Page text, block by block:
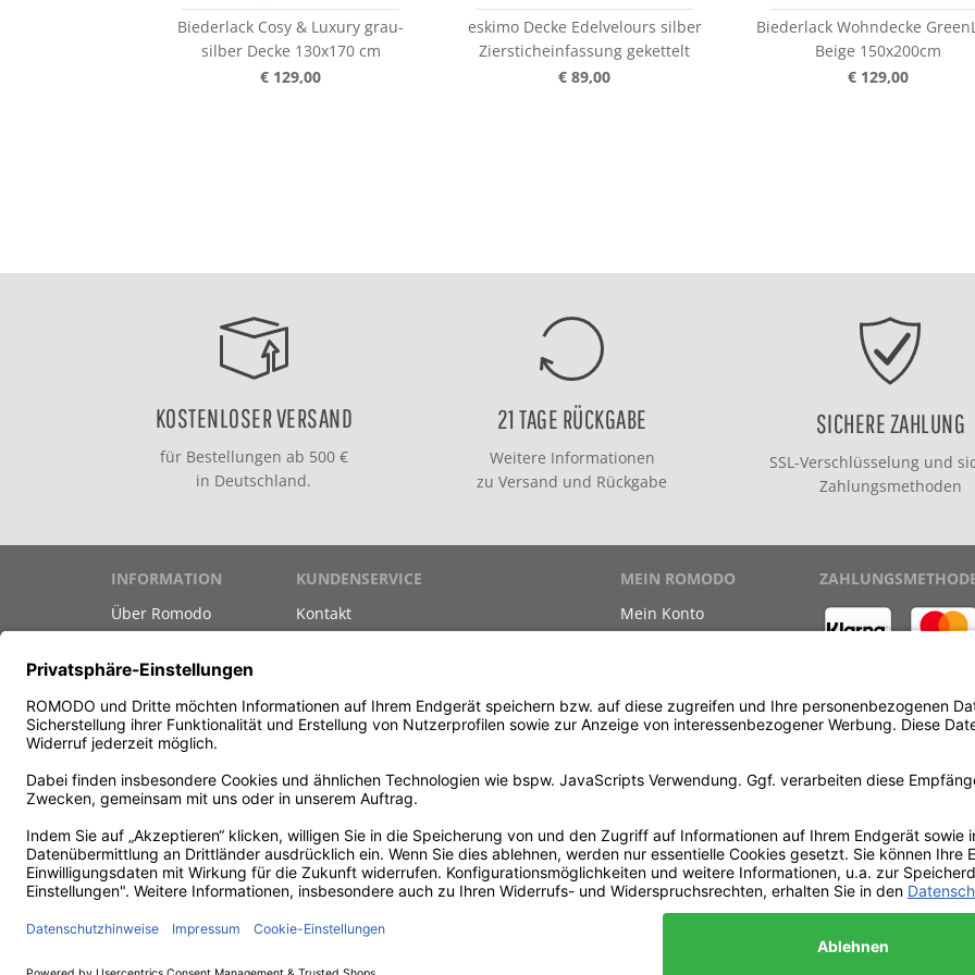
Biederlack Cosy & Luxury grau-
silber Decke 130x170 cm
€ 129,00
eskimo Decke Edelvelours silber
Ziersticheinfassung gekettelt
€ 89,00
Biederlack Wohndecke
Beige 150x200cm
€ 129,00
KOSTENLOSER VERSAND
für Bestellungen ab 500 €
in Deutschland.
21 TAGE RÜCKGABE
Weitere Informationen
zuVersand und Rückgabe
SICHERE ZAHLUNG
SSL-Verschlüsselung und
Zahlungsmethoden
INFORMATION
Über Romodo
Datenschutz
Unsere AGB
Impressum
KUNDENSERVICE
Kontakt
Newsletter
Teilnahmebedingungen Gewinnspiel
MEIN ROMODO
Mein Konto
Kauf auf Rechnung